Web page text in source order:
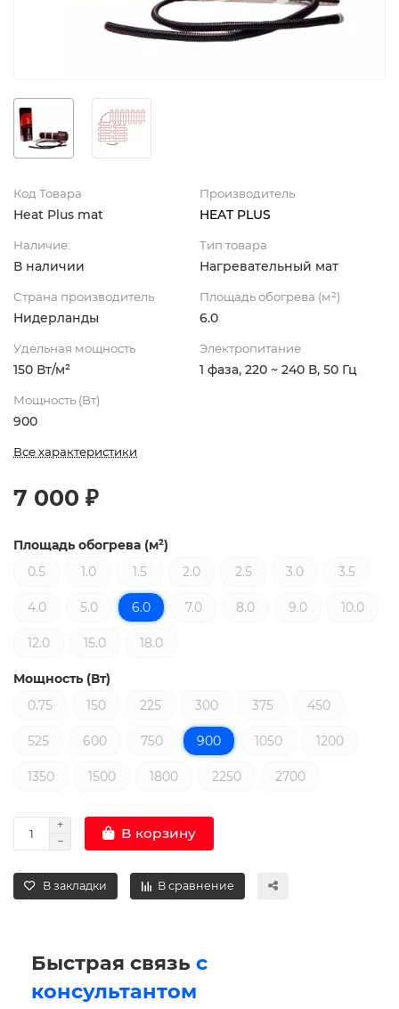
Код Товара
Heat Plus mat
Производитель
HEAT PLUS
Наличие:
В наличии
Тип товара
Нагревательный мат
Страна производитель
Нидерланды
Площадь обогрева (м²)
6.0
Удельная мощность
150 Вт/м²
Электропитание
1 фаза, 220 ~ 240 В, 50 Гц
Мощность (Вт)
900
Все характеристики
7 000 ₽
Площадь обогрева (м²)
0.5
1.0 1.5 2.0 2.5 3.0 3.5
4.0 5.0 6.0 7.0 8.0 9.0 10.0
12.0 15.0 18.0
Мощность (Вт)
0.75
150 225 300 375 450
525 600 750 900 1050 1200
1350 1500 1800 2250 2700
В корзину
В закладки В сравнение
Быстрая связь с
консультантом